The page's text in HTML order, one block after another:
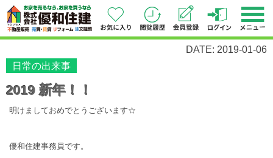
DATE: 2019-01-06
日常の出来事
2019 新年！！
明けましておめでとうございます☆
優和住建事務員です。